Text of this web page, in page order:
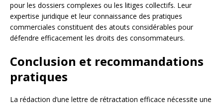
pour les dossiers complexes ou les litiges collectifs. Leur
expertise juridique et leur connaissance des pratiques
commerciales constituent des atouts considérables pour
défendre efficacement les droits des consommateurs.
Conclusion et recommandations
pratiques
La rédaction d’une lettre de rétractation efficace nécessite une